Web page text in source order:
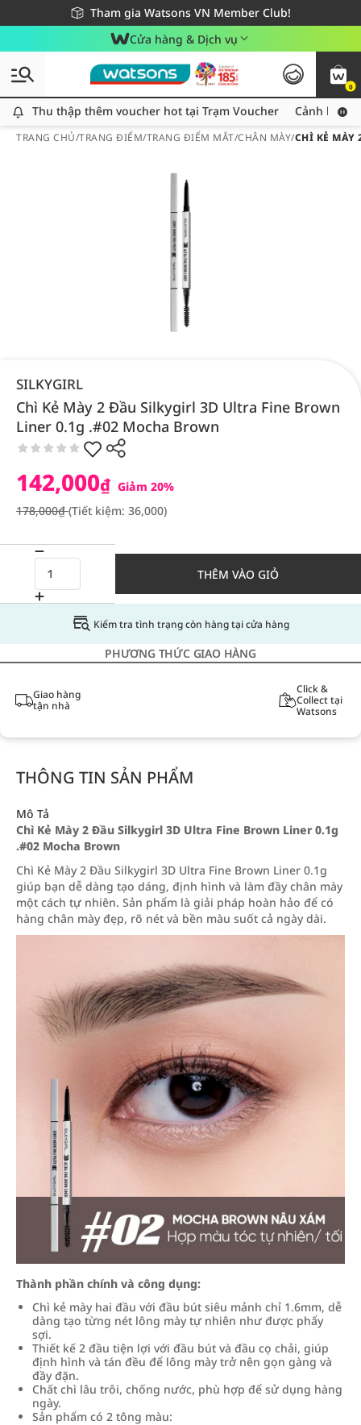
Tham gia Watsons VN Member Club!
Miễn phí giao hàng cho đơn hàng từ 249,000Đ
Giao hàng nhanh 24h - Áp dụng khu vực TP. Hồ Chí Minh
Cửa hàng & Dịch vụ
0
Thu thập thêm voucher hot tại Trạm Voucher
Thu thập thêm voucher hot tại Trạm Voucher Cảnh báo
TRANG CHỦ/TRANG ĐIỂM/TRANG ĐIỂM MẮT/CHÂN MÀY/CHÌ KẺ MÀY
SILKYGIRL
Chì Kẻ Mày 2 Đầu Silkygirl 3D Ultra Fine Brown
Liner 0.1g .#02 Mocha Brown
142,000₫ Giảm 20%
178,000₫(Tiết kiệm: 36,000)
THÊM VÀO GIỎ
Kiểm tra tình trạng còn hàng tại cửa hàng
PHƯƠNG THỨC GIAO HÀNG
Giao hàng
tận nhà
Click &
Collect tại
Watsons
THÔNG TIN SẢN PHẨM
Mô Tả
Chì Kẻ Mày 2 Đầu Silkygirl 3D Ultra Fine Brown Liner 0.1g
.#02 Mocha Brown
Chì Kẻ Mày 2 Đầu Silkygirl 3D Ultra Fine Brown Liner 0.1g
giúp bạn dễ dàng tạo dáng, định hình và làm đầy chân mày
một cách tự nhiên. Sản phẩm là giải pháp hoàn hảo để có
hàng chân mày đẹp, rõ nét và bền màu suốt cả ngày dài.
Thành phần chính và công dụng:
Chì kẻ mày hai đầu với đầu bút siêu mảnh chỉ 1.6mm, dễ
dàng tạo từng nét lông mày tự nhiên như được phẩy
sợi.
Thiết kế 2 đầu tiện lợi với đầu bút và đầu cọ chải, giúp
định hình và tán đều để lông mày trở nên gọn gàng và
đầy đặn.
Chất chì lâu trôi, chống nước, phù hợp để sử dụng hàng
ngày.
Sản phẩm có 2 tông màu: